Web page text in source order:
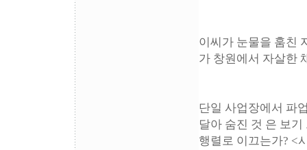
이씨가 눈물을 훔친
가 창원에서 자살한
단일 사업장에서 파
달아 숨진 것 은 보
행렬로 이끄는가? <